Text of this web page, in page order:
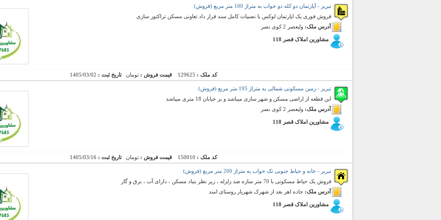
تبریز - آپارتمان دو کله دو خواب به متراژ 100 متر مربع (فروش)
فروش فوری یک اپارتمان لوکس با نصبیات کامل سند قرار داد تعاونی مسکن تراکتور سازی
آدرس ملک: ولیعصر 2 کوی نصر
مشاورین املاک قصر 118
کد ملک : 129625 قیمت فروش : تومانتاریخ ثبت : 1405/03/02
تبریز - زمین مسکونی شمالی به متراژ 195 متر مربع (فروش)
این قطعه از اراضی مسکن و شهر سازی میباشد و بر خیابان 18 متری میباشد
آدرس ملک: ولیعصر 2 کوی نصر
مشاورین املاک قصر 118
کد ملک : 150010 قیمت فروش : تومانتاریخ ثبت : 1405/03/16
تبریز - خانه و حیاط جنوبی تک خواب به متراژ 200 متر مربع (فروش)
فروش یک حیاط مسکونی با 70 متر سازه ضد زلزله ، زیر نظر بنیاد مسکن ، دارای آب ، برق و گاز
آدرس ملک: جاده اهر بعد از شهرک شهریار روستای امند
مشاورین املاک قصر 118